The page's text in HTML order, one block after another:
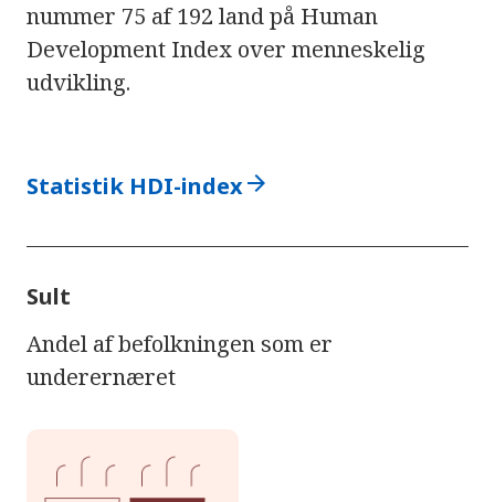
nummer 75 af 192 land på Human
Development Index over menneskelig
udvikling.
Statistik HDI-indexarrow_forward
Sult
Andel af befolkningen som er
underernæret